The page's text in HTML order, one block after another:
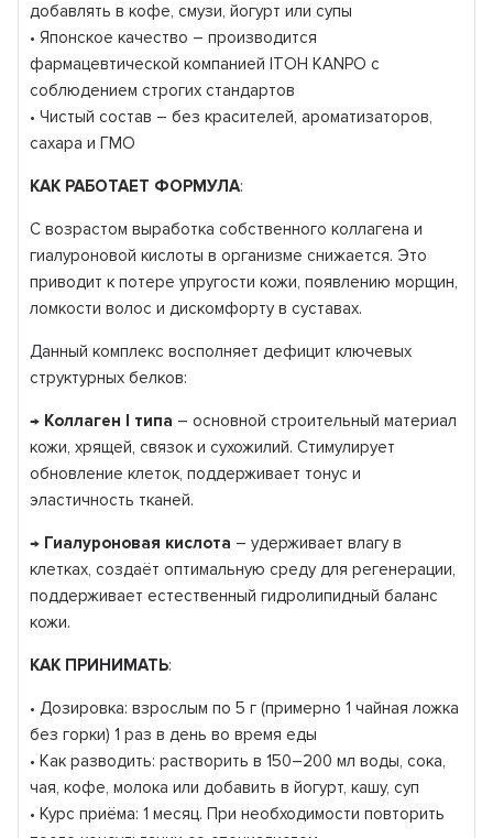
добавлять в кофе, смузи, йогурт или супы
• Японское качество – производится
фармацевтической компанией ITOH KANPO с
соблюдением строгих стандартов
• Чистый состав – без красителей, ароматизаторов,
сахара и ГМО
КАК РАБОТАЕТ ФОРМУЛА:
С возрастом выработка собственного коллагена и
гиалуроновой кислоты в организме снижается. Это
приводит к потере упругости кожи, появлению морщин,
ломкости волос и дискомфорту в суставах.
Данный комплекс восполняет дефицит ключевых
структурных белков:
→ Коллаген I типа – основной строительный материал
кожи, хрящей, связок и сухожилий. Стимулирует
обновление клеток, поддерживает тонус и
эластичность тканей.
→ Гиалуроновая кислота – удерживает влагу в
клетках, создаёт оптимальную среду для регенерации,
поддерживает естественный гидролипидный баланс
кожи.
КАК ПРИНИМАТЬ:
• Дозировка: взрослым по 5 г (примерно 1 чайная ложка
без горки) 1 раз в день во время еды
• Как разводить: растворить в 150–200 мл воды, сока,
чая, кофе, молока или добавить в йогурт, кашу, суп
• Курс приёма: 1 месяц. При необходимости повторить